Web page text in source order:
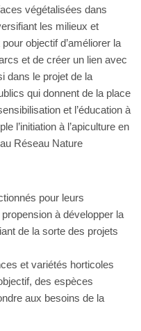
végétalisées dans
les milieux et
objectif d’améliorer la
et de créer un lien avec
dans le projet de la
qui donnent de la place
et l’éducation à
l’initiation à l’apiculture en
Réseau Nature
pour leurs
à développer la
de la sorte des projets
et variétés horticoles
des espèces
aux besoins de la